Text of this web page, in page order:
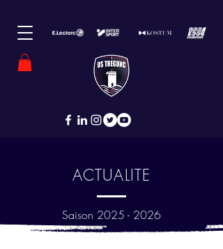
ACTUALITE
Saison 2025 - 2026